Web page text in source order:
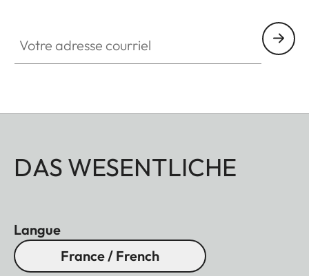
DAS WESENTLICHE
Langue
France / French